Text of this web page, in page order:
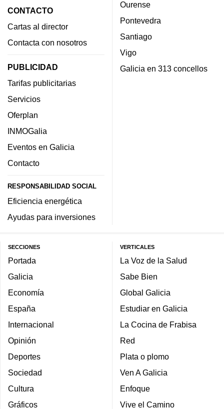
CONTACTO
Cartas al director
Contacta con nosotros
PUBLICIDAD
Tarifas publicitarias
Servicios
Oferplan
INMOGalia
Eventos en Galicia
Contacto
RESPONSABILIDAD SOCIAL
Eficiencia energética
Ayudas para inversiones
Ourense
Pontevedra
Santiago
Vigo
Galicia en 313 concellos
SECCIONES
Portada
Galicia
Economía
España
Internacional
Opinión
Deportes
Sociedad
Cultura
Gráficos
VERTICALES
La Voz de la Salud
Sabe Bien
Global Galicia
Estudiar en Galicia
La Cocina de Frabisa
Red
Plata o plomo
Ven A Galicia
Enfoque
Vive el Camino